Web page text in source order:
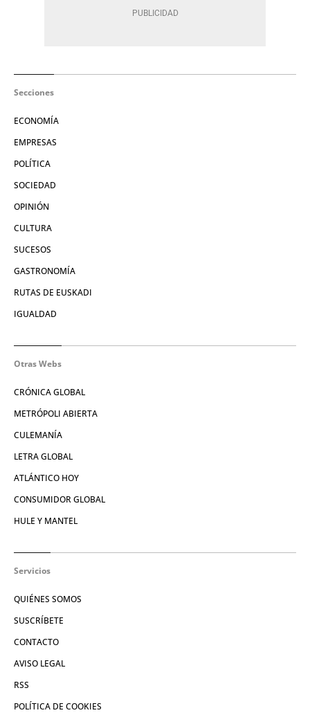
Secciones
ECONOMÍA
EMPRESAS
POLÍTICA
SOCIEDAD
OPINIÓN
CULTURA
SUCESOS
GASTRONOMÍA
RUTAS DE EUSKADI
IGUALDAD
Otras Webs
CRÓNICA GLOBAL
METRÓPOLI ABIERTA
CULEMANÍA
LETRA GLOBAL
ATLÁNTICO HOY
CONSUMIDOR GLOBAL
HULE Y MANTEL
Servicios
QUIÉNES SOMOS
SUSCRÍBETE
CONTACTO
AVISO LEGAL
RSS
POLÍTICA DE COOKIES